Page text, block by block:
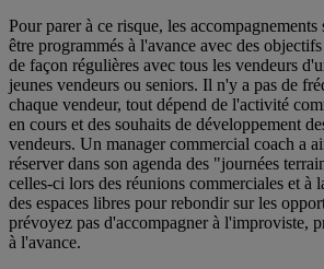
Pour parer à ce risque, les
être programmés à l'avance avec des
de façon régulières avec tous les vendeurs
jeunes vendeurs ou seniors. Il n'y a pas de
chaque vendeur, tout dépend de l'activité
en cours et des souhaits de développement
vendeurs. Un manager commercial coach a
réserver dans son agenda des "journées
celles-ci lors des réunions commerciales et à
des espaces libres pour rebondir sur les
prévoyez pas d'accompagner à l'improviste,
à l'avance.